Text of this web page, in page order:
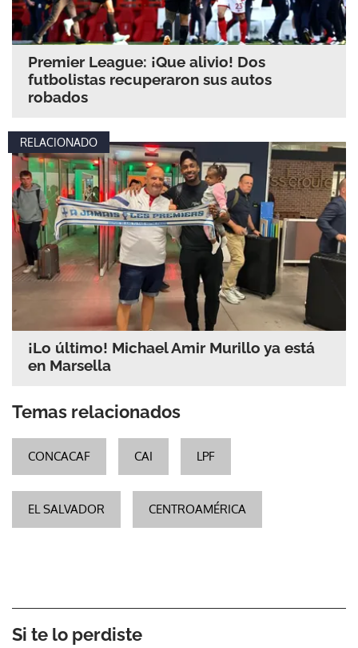
Premier League: ¡Que alivio! Dos
futbolistas recuperaron sus autos
robados
RELACIONADO
¡Lo último! Michael Amir Murillo ya está
en Marsella
Temas relacionados
CONCACAF CAI LPF
EL SALVADOR CENTROAMÉRICA
Si te lo perdiste